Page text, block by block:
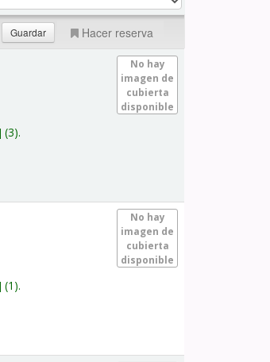
Hacer reserva
No hay
imagen de
cubierta
disponible
(3).
No hay
imagen de
cubierta
disponible
(1).